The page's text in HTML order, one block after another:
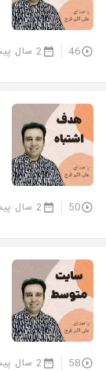
46 2 سال پیش
50 2 سال پیش
58 2 سال پیش